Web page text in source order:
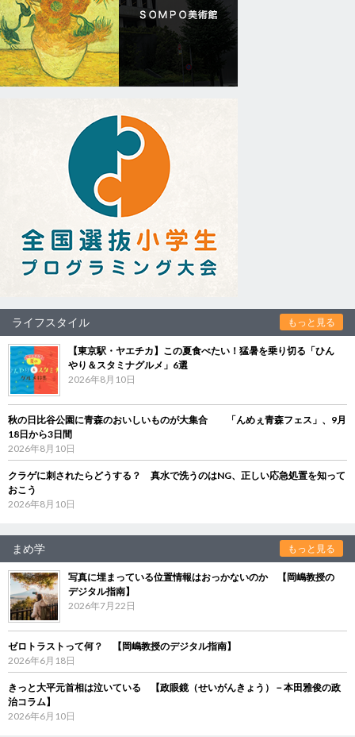
ライフスタイル もっと見る
【東京駅・ヤエチカ】この夏食べたい！猛暑を乗り切る「ひん
やり＆スタミナグルメ」6選
2026年8月10日
秋の日比谷公園に青森のおいしいものが大集合 「んめぇ青森フェス」、9月
18日から3日間
2026年8月10日
クラゲに刺されたらどうする？ 真水で洗うのはNG、正しい応急処置を知って
おこう
2026年8月10日
まめ学 もっと見る
写真に埋まっている位置情報はおっかないのか 【岡嶋教授の
デジタル指南】
2026年7月22日
ゼロトラストって何？ 【岡嶋教授のデジタル指南】
2026年6月18日
きっと大平元首相は泣いている 【政眼鏡（せいがんきょう）－本田雅俊の政
治コラム】
2026年6月10日